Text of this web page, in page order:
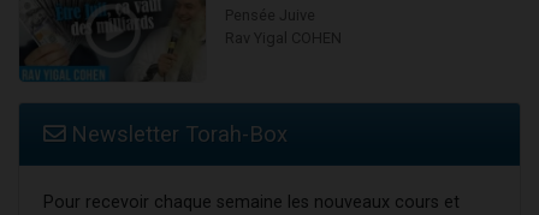
Newsletter Torah-Box
Pour recevoir chaque semaine les nouveaux cours et